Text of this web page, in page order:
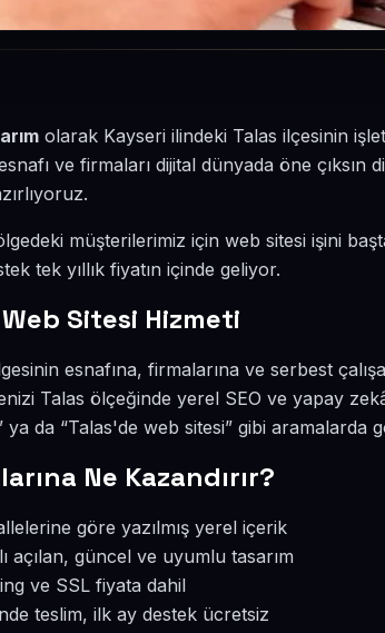
olarak Kayseri ilindeki Talas ilçesinin
ve firmaları dijital dünyada öne
müşterilerimiz için web sitesi işini
tek yıllık fiyatın içinde geliyor.
Web Sitesi Hizmeti
esnafına, firmalarına ve serbest
Talas ölçeğinde yerel SEO ve yapay
ya da “Talas'de web sitesi” gibi aramalarda
Ne Kazandırır?
göre yazılmış yerel içerik
açılan, güncel ve uyumlu tasarım
ve SSL fiyata dahil
teslim, ilk ay destek ücretsiz